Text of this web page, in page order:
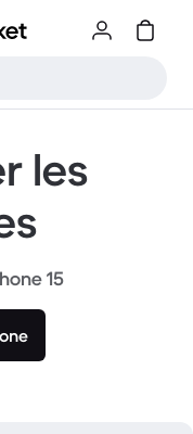
les
15